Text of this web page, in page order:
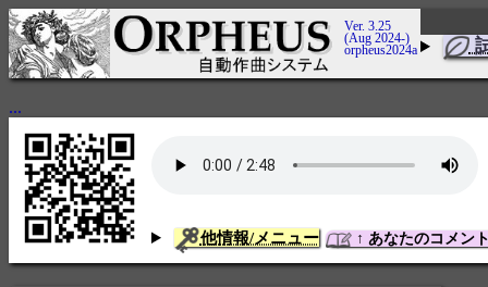
Ver. 3.25
(Aug 2024-)
orpheus2024a
...
他情報/メニュー ↑ あなたのコメン